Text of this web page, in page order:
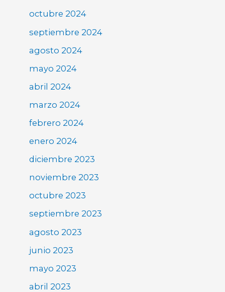
octubre 2024
septiembre 2024
agosto 2024
mayo 2024
abril 2024
marzo 2024
febrero 2024
enero 2024
diciembre 2023
noviembre 2023
octubre 2023
septiembre 2023
agosto 2023
junio 2023
mayo 2023
abril 2023